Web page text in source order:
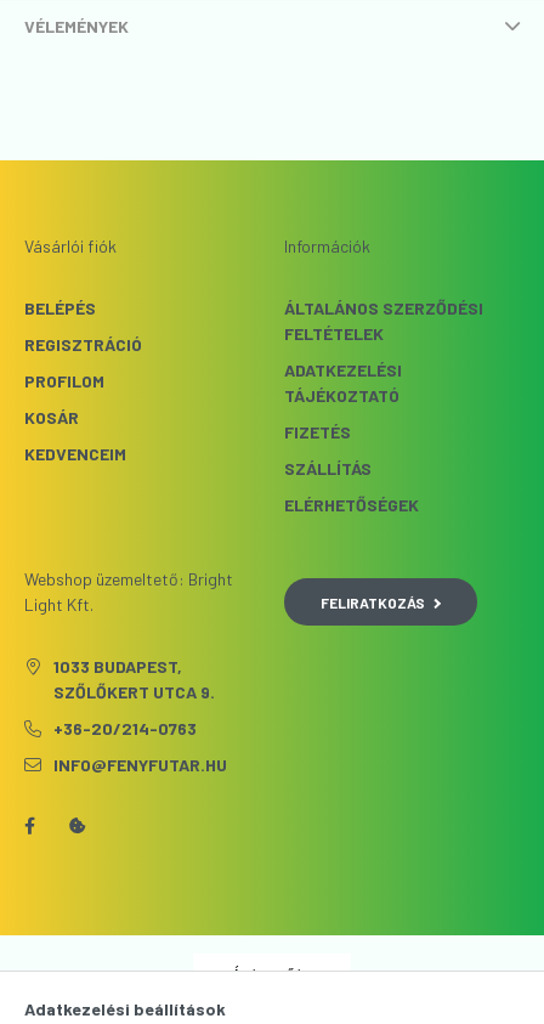
VÉLEMÉNYEK
Vásárlói fiók
BELÉPÉS
REGISZTRÁCIÓ
PROFILOM
KOSÁR
KEDVENCEIM
Információk
ÁLTALÁNOS SZERZŐDÉSI
FELTÉTELEK
ADATKEZELÉSI
TÁJÉKOZTATÓ
FIZETÉS
SZÁLLÍTÁS
ELÉRHETŐSÉGEK
Webshop üzemeltető: Bright
Light Kft.
1033 BUDAPEST,
SZŐLŐKERT UTCA 9.
+36-20/214-0763
INFO@FENYFUTAR.HU
FELIRATKOZÁS
Árukereső.hu
Adatkezelési beállítások